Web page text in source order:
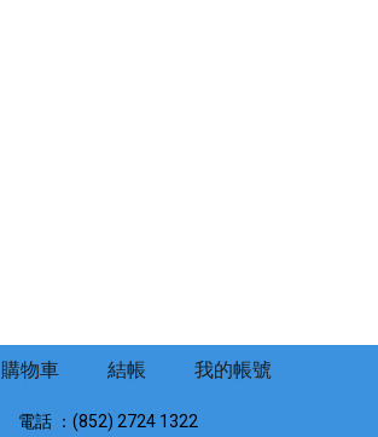
購物車 結帳 我的帳號
電話 ：(852) 2724 1322